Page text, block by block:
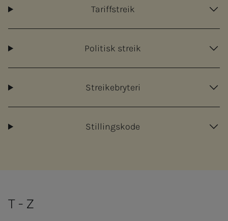
Tariffstreik
Politisk streik
Streikebryteri
Stillingskode
T - Z